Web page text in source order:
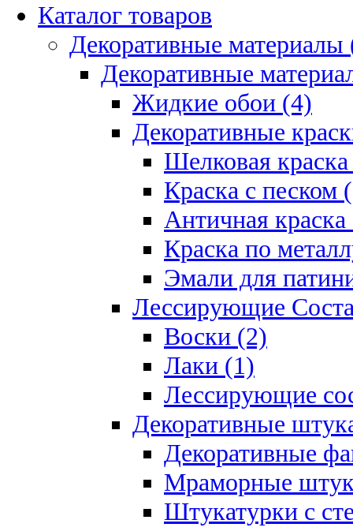
Каталог товаров
Декоративные материалы
Декоративные
Жидкие обои (4)
Декоративные
Шелковая
Краска с песком
Античная
Краска по
Эмали для
Лессирующие
Воски (2)
Лаки (1)
Лессирующие
Декоративные
Декоративные
Мраморные
Штукатурки с